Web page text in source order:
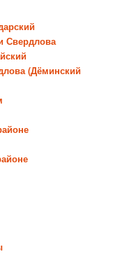
Свердлова
(Дёминский